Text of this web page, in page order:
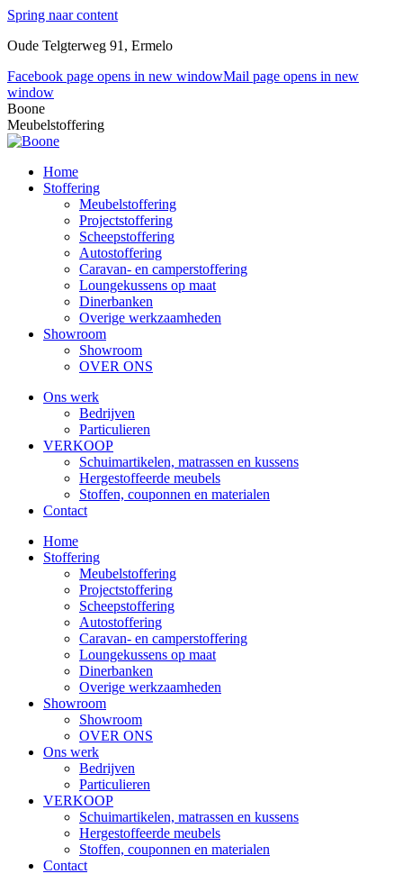
Spring naar content
Oude Telgterweg 91, Ermelo
Facebook page opens in new windowMail page opens in new
window
Boone
Meubelstoffering
Home
Stoffering
Meubelstoffering
Projectstoffering
Scheepstoffering
Autostoffering
Caravan- en camperstoffering
Loungekussens op maat
Dinerbanken
Overige werkzaamheden
Showroom
Showroom
OVER ONS
Ons werk
Bedrijven
Particulieren
VERKOOP
Schuimartikelen, matrassen en kussens
Hergestoffeerde meubels
Stoffen, couponnen en materialen
Contact
Home
Stoffering
Meubelstoffering
Projectstoffering
Scheepstoffering
Autostoffering
Caravan- en camperstoffering
Loungekussens op maat
Dinerbanken
Overige werkzaamheden
Showroom
Showroom
OVER ONS
Ons werk
Bedrijven
Particulieren
VERKOOP
Schuimartikelen, matrassen en kussens
Hergestoffeerde meubels
Stoffen, couponnen en materialen
Contact